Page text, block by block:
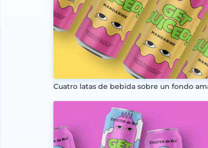
Cuatro latas de bebida sobre un fondo